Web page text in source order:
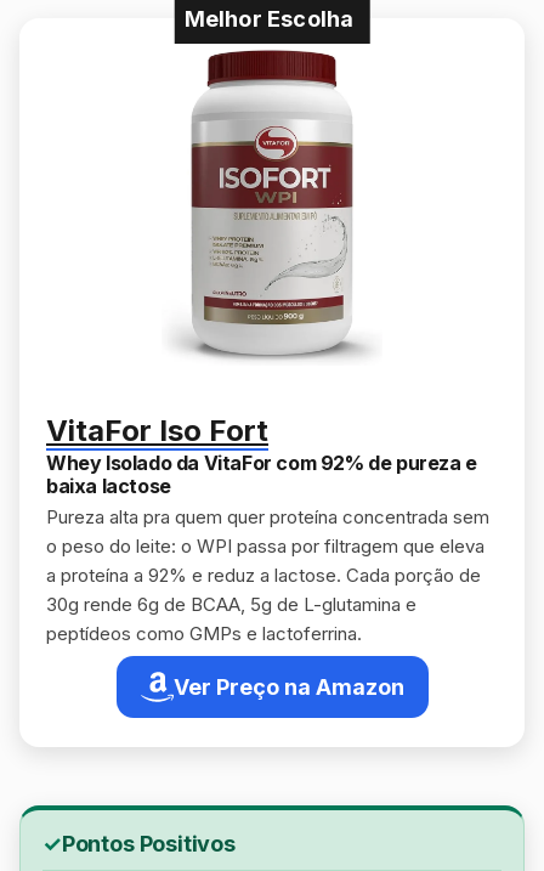
Melhor Escolha
VitaFor Iso Fort
Whey Isolado da VitaFor com 92% de pureza e
baixa lactose
Pureza alta pra quem quer proteína concentrada sem
o peso do leite: o WPI passa por filtragem que eleva
a proteína a 92% e reduz a lactose. Cada porção de
30g rende 6g de BCAA, 5g de L-glutamina e
peptídeos como GMPs e lactoferrina.
Ver Preço na Amazon
Pontos Positivos